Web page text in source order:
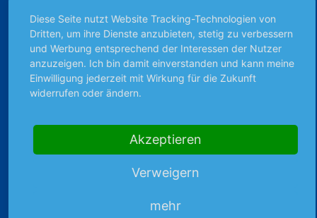
Börsengerüchte
Börsengespräche
Börsennews
Favoriten
Finanzpodcast
Thema der Woche
Diese Seite nutzt Website Tracking-Technologien von
Dritten, um ihre Dienste anzubieten, stetig zu verbessern
und Werbung entsprechend der Interessen der Nutzer
anzuzeigen. Ich bin damit einverstanden und kann meine
Einwilligung jederzeit mit Wirkung für die Zukunft
widerrufen oder ändern.
Akzeptieren
Verweigern
mehr